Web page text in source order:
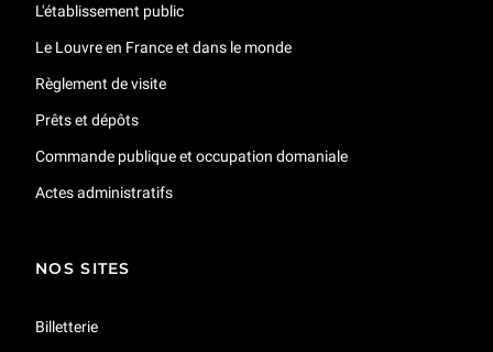
L'établissement public
Le Louvre en France et dans le monde
Règlement de visite
Prêts et dépôts
Commande publique et occupation domaniale
Actes administratifs
NOS SITES
Billetterie